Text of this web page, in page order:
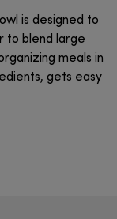
is designed to
to blend large
meals in
gets easy